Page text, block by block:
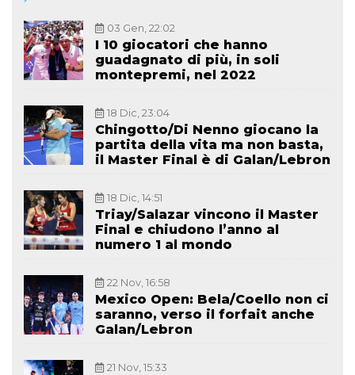
03 Gen, 22:02
I 10 giocatori che hanno
guadagnato di più, in soli
montepremi, nel 2022
18 Dic, 23:04
Chingotto/Di Nenno giocano la
partita della vita ma non basta,
il Master Final è di Galan/Lebron
18 Dic, 14:51
Triay/Salazar vincono il Master
Final e chiudono l’anno al
numero 1 al mondo
22 Nov, 16:58
Mexico Open: Bela/Coello non ci
saranno, verso il forfait anche
Galan/Lebron
21 Nov, 15:33